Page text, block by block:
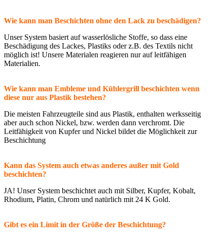
Wie kann man Beschichten ohne den Lack zu beschädigen?
Unser System basiert auf wasserlösliche Stoffe, so dass eine
Beschädigung des Lackes, Plastiks oder z.B. des Textils nicht
möglich ist! Unsere Materialen reagieren nur auf leitfähigen
Materialien.
Wie kann man Embleme und Kühlergrill beschichten wenn
diese nur aus Plastik bestehen?
Die meisten Fahrzeugteile sind aus Plastik, enthalten werksseitig
aber auch schon Nickel, bzw. werden dann verchromt. Die
Leitfähigkeit von Kupfer und Nickel bildet die Möglichkeit zur
Beschichtung
Kann das System auch etwas anderes außer mit Gold
beschichten?
JA! Unser System beschichtet auch mit Silber, Kupfer, Kobalt,
Rhodium, Platin, Chrom und natürlich mit 24 K Gold.
Gibt es ein Limit in der Größe der Beschichtung?